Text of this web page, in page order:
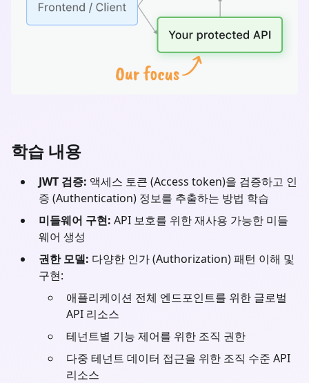
학습 내용
JWT 검증: 액세스 토큰 (Access token)을 검증하고 인
증 (Authentication) 정보를 추출하는 방법 학습
미들웨어 구현: API 보호를 위한 재사용 가능한 미들
웨어 생성
권한 모델: 다양한 인가 (Authorization) 패턴 이해 및
구현:
애플리케이션 전체 엔드포인트를 위한 글로벌
API 리소스
테넌트별 기능 제어를 위한 조직 권한
다중 테넌트 데이터 접근을 위한 조직 수준 API
리소스